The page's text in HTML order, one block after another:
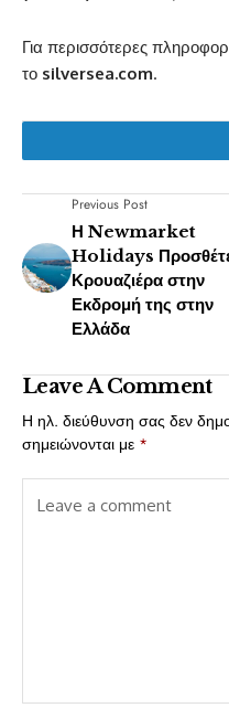
Για περισσότερες
το silversea.com.
Previous Post
Η Newmarket
Holidays
Κρουαζιέρα στην
Εκδρομή της στην
Ελλάδα
Leave A Comment
Η ηλ. διεύθυνση σας δεν
σημειώνονται με *